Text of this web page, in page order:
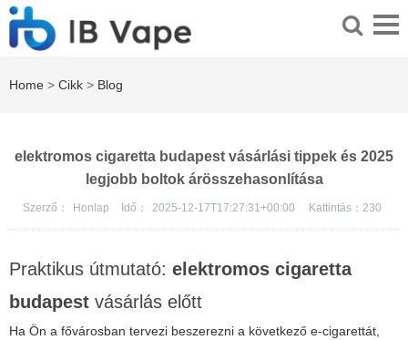
Home > Cikk > Blog
elektromos cigaretta budapest vásárlási tippek és 2025
legjobb boltok árösszehasonlítása
Szerző： Honlap Idő： 2025-12-17T17:27:31+00:00 Kattintás： 230
Praktikus útmutató: elektromos cigaretta
budapest vásárlás előtt
Ha Ön a fővárosban tervezi beszerezni a következő e-cigarettát,